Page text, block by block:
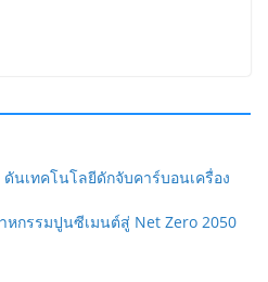
นเทคโนโลยีดักจับคาร์บอนเครื่อง
หกรรมปูนซีเมนต์สู่ Net Zero 2050